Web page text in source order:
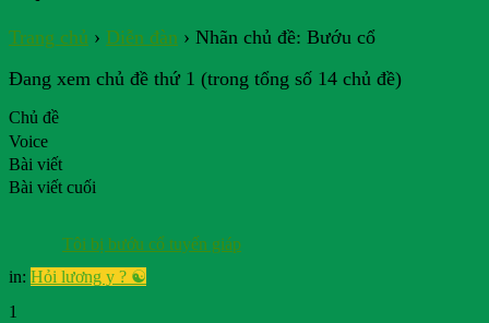
Trang chủ › Diễn đàn › Nhãn chủ đề: Bướu cổ
Đang xem chủ đề thứ 1 (trong tổng số 14 chủ đề)
Chủ đề
Voice
Bài viết
Bài viết cuối
Tôi bị bướu cổ tuyến giáp
in: Hỏi lương y ? ☯️
1